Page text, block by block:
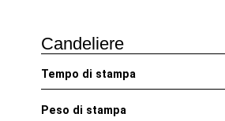
Candeliere
Tempo di stampa
Peso di stampa